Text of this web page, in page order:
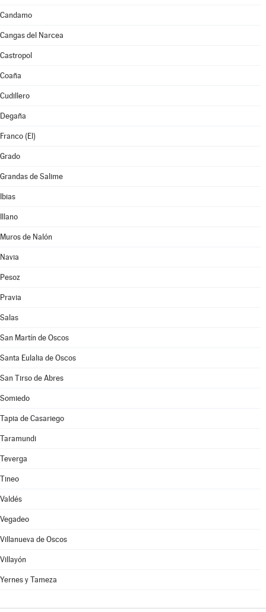
Candamo
Cangas del Narcea
Castropol
Coaña
Cudillero
Degaña
Franco (El)
Grado
Grandas de Salime
Ibias
Illano
Muros de Nalón
Navia
Pesoz
Pravia
Salas
San Martín de Oscos
Santa Eulalia de Oscos
San Tirso de Abres
Somiedo
Tapia de Casariego
Taramundi
Teverga
Tineo
Valdés
Vegadeo
Villanueva de Oscos
Villayón
Yernes y Tameza